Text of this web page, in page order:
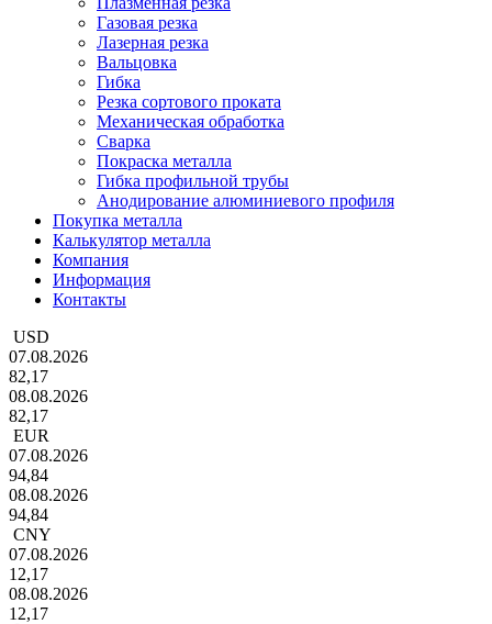
Газовая резка
Лазерная резка
Вальцовка
Гибка
Резка сортового проката
Механическая обработка
Сварка
Покраска металла
Гибка профильной трубы
Анодирование алюминиевого профиля
Покупка металла
Калькулятор металла
Компания
Информация
Контакты
USD
07.08.2026
82,17
08.08.2026
82,17
EUR
07.08.2026
94,84
08.08.2026
94,84
CNY
07.08.2026
12,17
08.08.2026
12,17